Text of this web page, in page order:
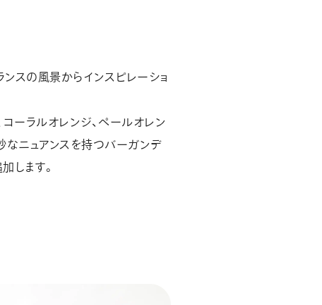
ンスの風景からインスピレーショ
コーラルオレンジ、ペールオレン
妙なニュアンスを持つバーガンデ
します。